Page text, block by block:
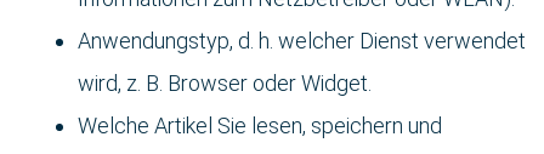
Anwendungstyp, d. h. welcher Dienst verwendet
wird, z. B. Browser oder Widget.
Welche Artikel Sie lesen, speichern und